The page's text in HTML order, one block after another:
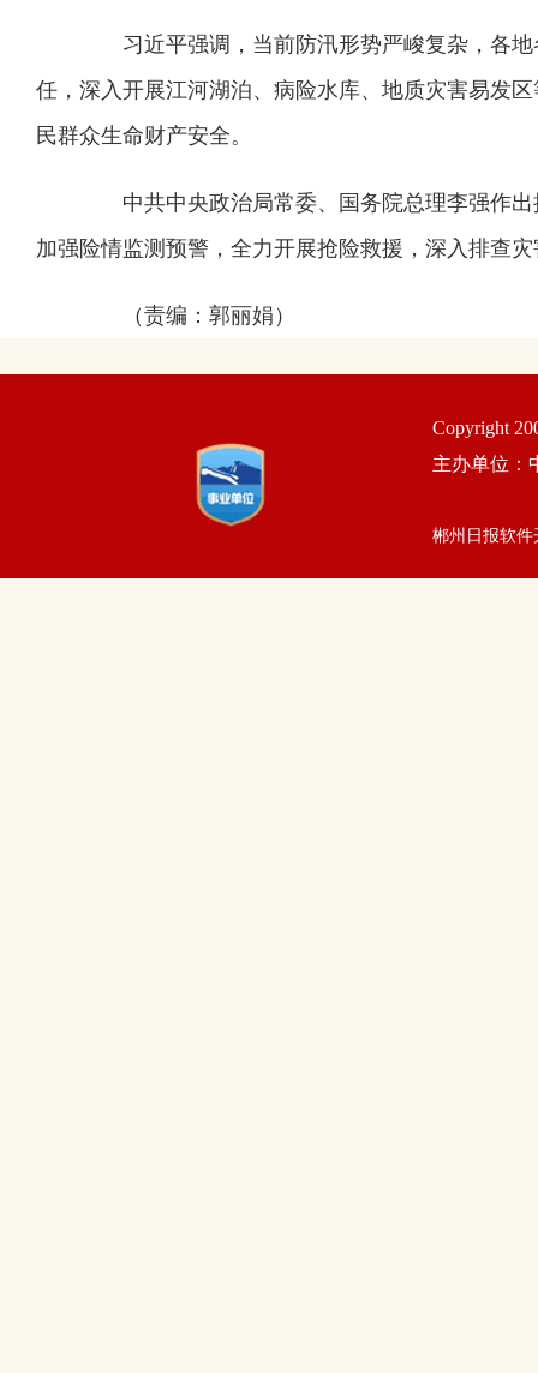
习近平强调，当前防汛形势严峻复杂，各地
任，深入开展江河湖泊、病险水库、地质灾害易发
民群众生命财产安全。
中共中央政治局常委、国务院总理李强作出
加强险情监测预警，全力开展抢险救援，深入排查
（责编：郭丽娟）
Copyright
主办单位：
郴州日报软